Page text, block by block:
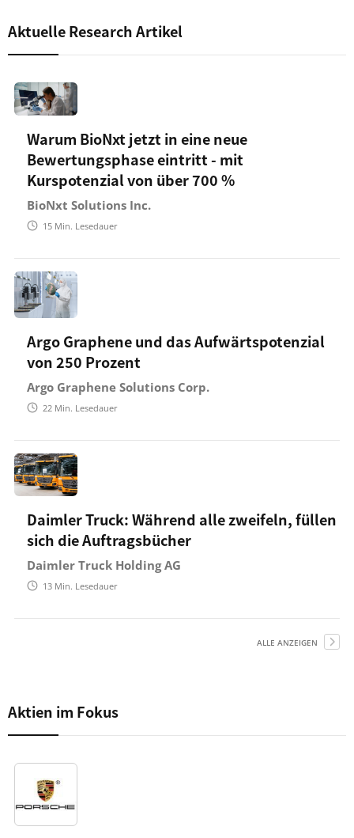
Aktuelle Research Artikel
Warum BioNxt jetzt in eine neue
Bewertungsphase eintritt - mit
Kurspotenzial von über 700 %
BioNxt Solutions Inc.
15 Min. Lesedauer
Argo Graphene und das Aufwärtspotenzial
von 250 Prozent
Argo Graphene Solutions Corp.
22 Min. Lesedauer
Daimler Truck: Während alle zweifeln, füllen
sich die Auftragsbücher
Daimler Truck Holding AG
13 Min. Lesedauer
ALLE ANZEIGEN
Aktien im Fokus